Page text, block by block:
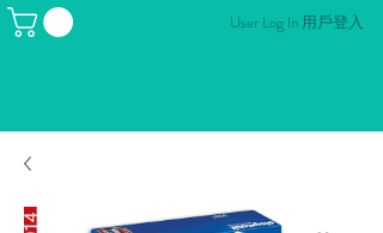
User Log In 用戶登入